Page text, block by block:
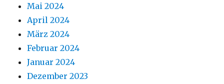
Mai 2024
April 2024
März 2024
Februar 2024
Januar 2024
Dezember 2023